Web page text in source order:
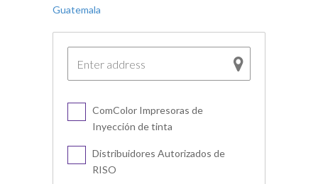
Guatemala
ComColor Impresoras de
Inyección de tinta
Distribuidores Autorizados de
RISO